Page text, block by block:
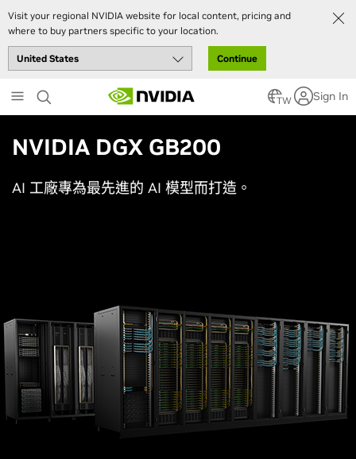
Visit your regional NVIDIA website for local content, pricing and
where to buy partners specific to your location.
Continue
to
main
TW Sign In
NVIDIA DGX GB200
AI 工廠專為最先進的 AI 模型而打造。